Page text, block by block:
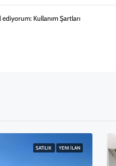
ediyorum: Kullanım Şartları
SATILIK YENI İLAN